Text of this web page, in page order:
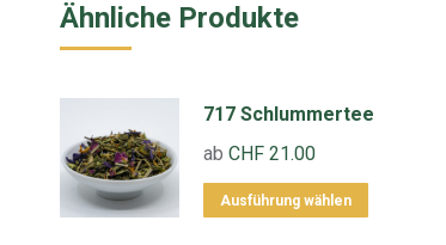
Ähnliche Produkte
717 Schlummertee
ab CHF 21.00
Ausführung wählen